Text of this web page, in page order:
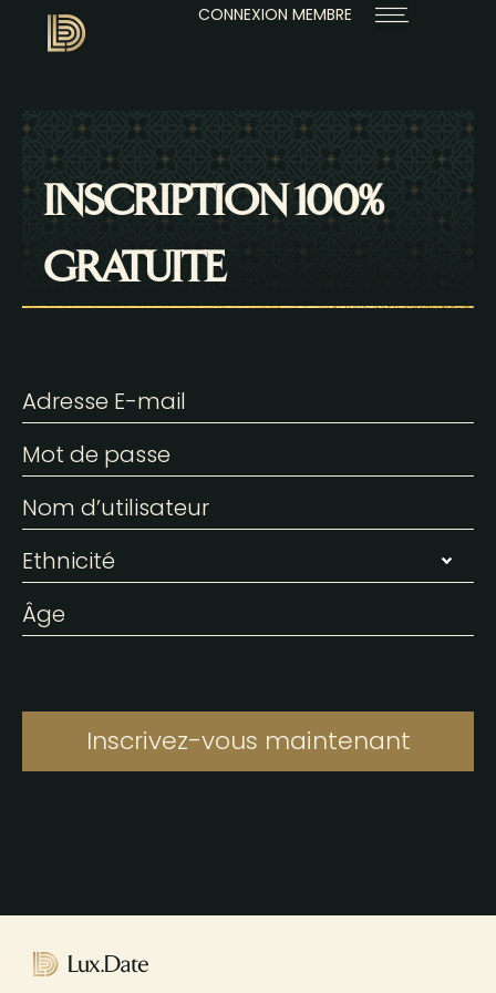
CONNEXION MEMBRE
INSCRIPTION 100%
GRATUITE
Inscrivez-vous maintenant